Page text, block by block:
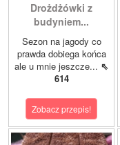
Drożdżówki z
budyniem...
Sezon na jagody co
prawda dobiega końca
ale u mnie jeszcze... ⇖
614
Zobacz przepis!